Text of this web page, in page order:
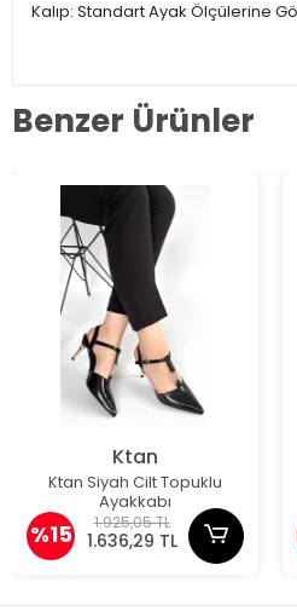
Kalıp: Standart Ayak Ölçülerine
Benzer Ürünler
Ktan
Ktan Siyah Cilt Topuklu
Ayakkabı
%15 1.925,05 TL
1.636,29 TL